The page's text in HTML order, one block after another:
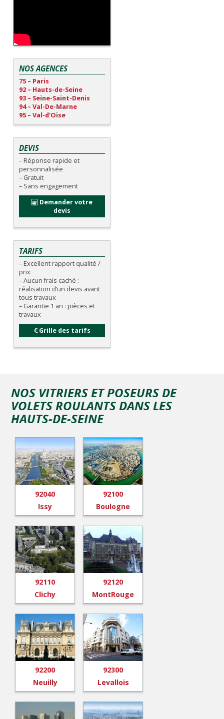
NOS AGENCES
75 – Paris
92 – Hauts-de-Seine
93 – Seine-Saint-Denis
94 – Val-De-Marne
95 – Val-d’Oise
DEVIS
– Réponse rapide et
personnalisée
– Gratuit
– Sans engagement
Demander votre
devis
TARIFS
– Excellent rapport qualité /
prix
– Aucun frais caché :
réalisation d’un devis avant
tous travaux
– Garantie 1 an : pièces et
travaux
Grille des tarifs
NOS VITRIERS ET POSEURS DE
VOLETS ROULANTS DANS LES
HAUTS-DE-SEINE
92040
Issy
92100
Boulogne
92110
Clichy
92120
MontRouge
92200
Neuilly
92300
Levallois